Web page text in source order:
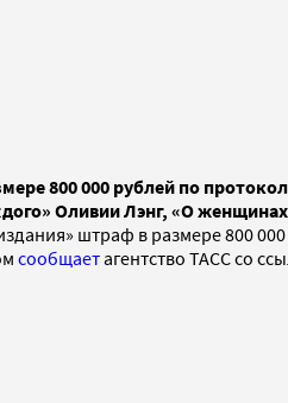
800 000 рублей по
Оливии Лэнг, «О
штраф в размере 800
сообщаетагентство ТАСС со